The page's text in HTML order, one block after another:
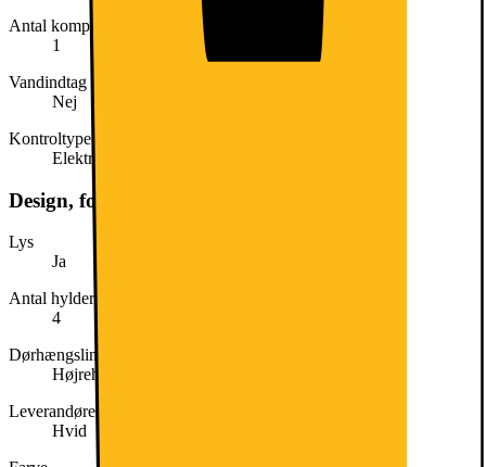
Antal kompressorer
1
Vandindtag
Nej
Kontroltype
Elektrisk
Design, form og placering
Lys
Ja
Antal hylder i køleskabsdel
4
Dørhængsling
Højrehængt og vendbar
Leverandørens farve
Hvid